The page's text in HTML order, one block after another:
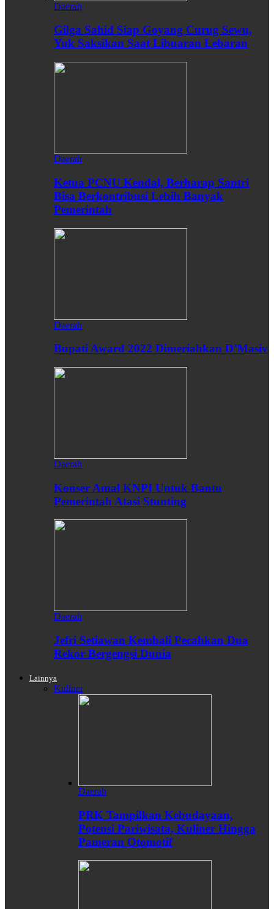
Daerah
Gilga Sahid Siap Goyang Curug Sewu,
Yuk Saksikan Saat Libuaran Lebaran
Daerah
Ketua PCNU Kendal, Berharap Santri
Bisa Berkontribusi Lebih Banyak
Pemerintah
Daerah
Bupati Award 2022 Dimeriahkan D’Masiv
Daerah
Konser Amal KNPI Untuk Bantu
Pemerintah Atasi Stunting
Daerah
Jefri Setiawan Kembali Pecahkan Dua
Rekor Bergengsi Dunia
Lainnya
Kuliner
Daerah
PRK Tampilkan Kebudayaan,
Potensi Pariwisata, Kuliner Hingga
Pameran Otomotif